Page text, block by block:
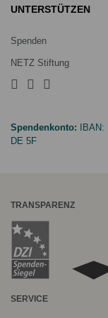
UNTERSTÜTZEN
Spenden
NETZ Stiftung
Spendenkonto: IBAN:
DE 5F
TRANSPARENZ
SERVICE